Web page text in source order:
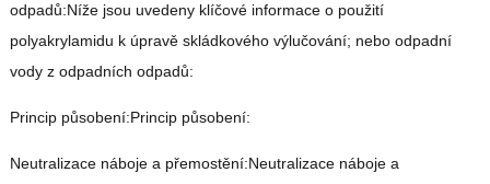
odpadů:Níže jsou uvedeny klíčové informace o použití
polyakrylamidu k úpravě skládkového výlučování; nebo odpadní
vody z odpadních odpadů:
Princip působení:Princip působení:
Neutralizace náboje a přemostění:Neutralizace náboje a